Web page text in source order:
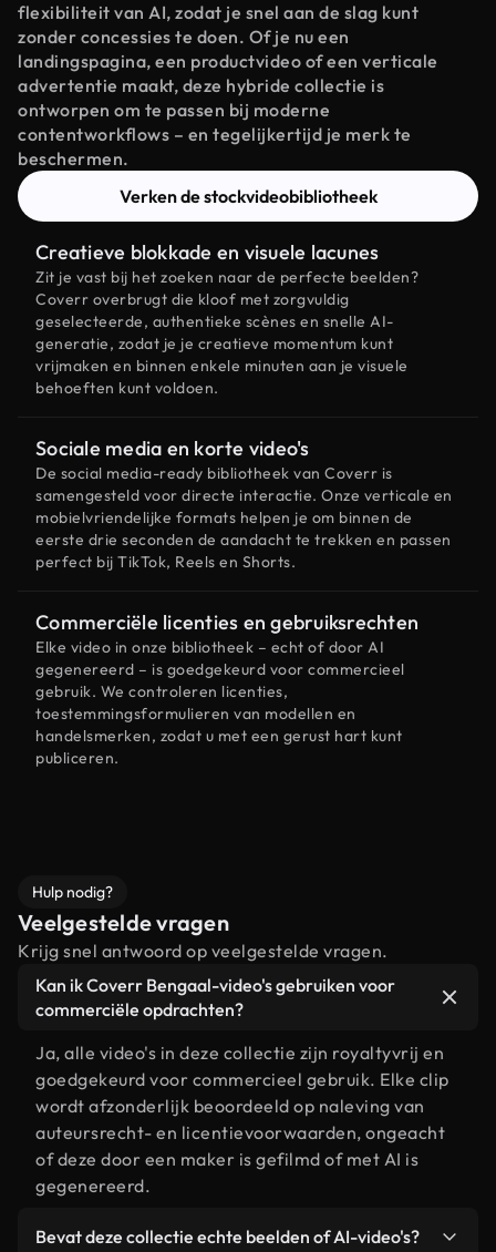
flexibiliteit van AI, zodat je snel aan de slag kunt
zonder concessies te doen. Of je nu een
landingspagina, een productvideo of een verticale
advertentie maakt, deze hybride collectie is
ontworpen om te passen bij moderne
contentworkflows – en tegelijkertijd je merk te
beschermen.
Verken de stockvideobibliotheek
Creatieve blokkade en visuele lacunes
Zit je vast bij het zoeken naar de perfecte beelden?
Coverr overbrugt die kloof met zorgvuldig
geselecteerde, authentieke scènes en snelle AI-
generatie, zodat je je creatieve momentum kunt
vrijmaken en binnen enkele minuten aan je visuele
behoeften kunt voldoen.
Sociale media en korte video's
De social media-ready bibliotheek van Coverr is
samengesteld voor directe interactie. Onze verticale en
mobielvriendelijke formats helpen je om binnen de
eerste drie seconden de aandacht te trekken en passen
perfect bij TikTok, Reels en Shorts.
Commerciële licenties en gebruiksrechten
Elke video in onze bibliotheek – echt of door AI
gegenereerd – is goedgekeurd voor commercieel
gebruik. We controleren licenties,
toestemmingsformulieren van modellen en
handelsmerken, zodat u met een gerust hart kunt
publiceren.
Hulp nodig?
Veelgestelde vragen
Krijg snel antwoord op veelgestelde vragen.
Kan ik Coverr Bengaal-video's gebruiken voor
commerciële opdrachten?
Ja, alle video's in deze collectie zijn royaltyvrij en
goedgekeurd voor commercieel gebruik. Elke clip
wordt afzonderlijk beoordeeld op naleving van
auteursrecht- en licentievoorwaarden, ongeacht
of deze door een maker is gefilmd of met AI is
gegenereerd.
Bevat deze collectie echte beelden of AI-video's?